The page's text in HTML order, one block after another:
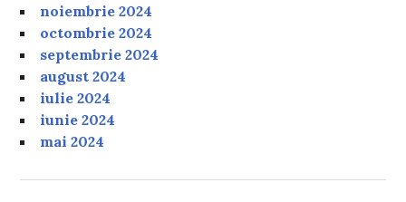
noiembrie 2024
octombrie 2024
septembrie 2024
august 2024
iulie 2024
iunie 2024
mai 2024